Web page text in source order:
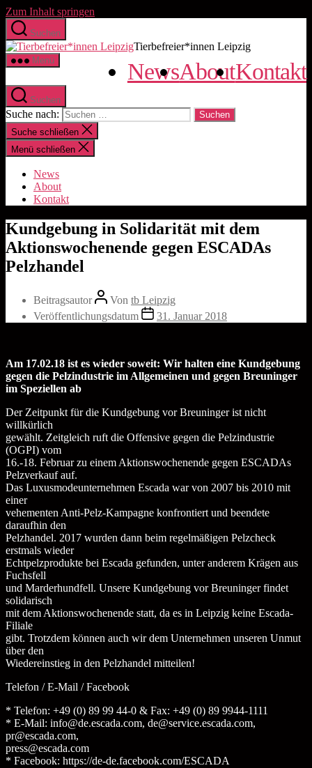
Zum Inhalt springen
Suchen
Tierbefreier*innen Leipzig
Menü NewsAboutKontakt
Suchen
Suche nach:
Suche schließen
Menü schließen
News
About
Kontakt
Kundgebung in Solidarität mit dem
Aktionswochenende gegen ESCADAs
Pelzhandel
Beitragsautor Von tb Leipzig
Veröffentlichungsdatum
31. Januar 2018
Am 17.02.18 ist es wieder soweit: Wir halten eine Kundgebung
gegen die Pelzindustrie im Allgemeinen und gegen Breuninger
im Speziellen ab
Der Zeitpunkt für die Kundgebung vor Breuninger ist nicht
willkürlich
gewählt. Zeitgleich ruft die Offensive gegen die Pelzindustrie
(OGPI) vom
16.-18. Februar zu einem Aktionswochenende gegen ESCADAs
Pelzverkauf auf.
Das Luxusmodeunternehmen Escada war von 2007 bis 2010 mit
einer
vehementen Anti-Pelz-Kampagne konfrontiert und beendete
daraufhin den
Pelzhandel. 2017 wurden dann beim regelmäßigen Pelzcheck
erstmals wieder
Echtpelzprodukte bei Escada gefunden, unter anderem Krägen aus
Fuchsfell
und Marderhundfell. Unsere Kundgebung vor Breuninger findet
solidarisch
mit dem Aktionswochenende statt, da es in Leipzig keine Escada-
Filiale
gibt. Trotzdem können auch wir dem Unternehmen unseren Unmut
über den
Wiedereinstieg in den Pelzhandel mitteilen!
Telefon / E-Mail / Facebook
* Telefon: +49 (0) 89 99 44-0 & Fax: +49 (0) 89 9944-1111
* E-Mail: info@de.escada.com, de@service.escada.com,
pr@escada.com,
press@escada.com
* Facebook: https://de-de.facebook.com/ESCADA